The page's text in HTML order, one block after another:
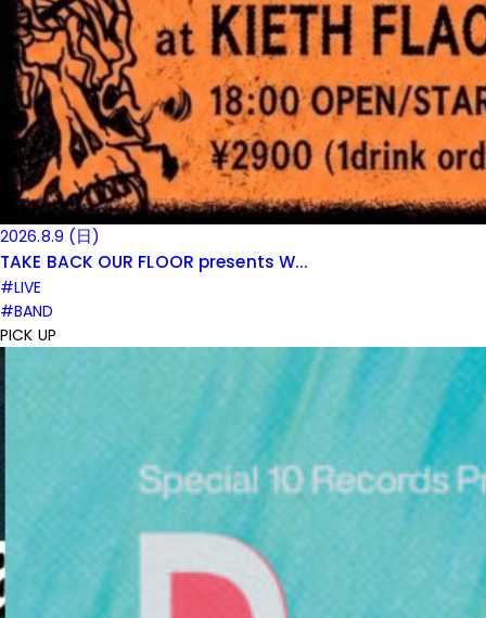
2026.8.9 (日)
TAKE BACK OUR FLOOR presents W...
#LIVE
#BAND
PICK UP